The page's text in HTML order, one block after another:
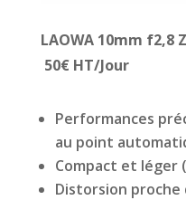
LAOWA 10mm f2,8
50€ HT/Jour
Performances
au point
Compact et léger
Distorsion proche